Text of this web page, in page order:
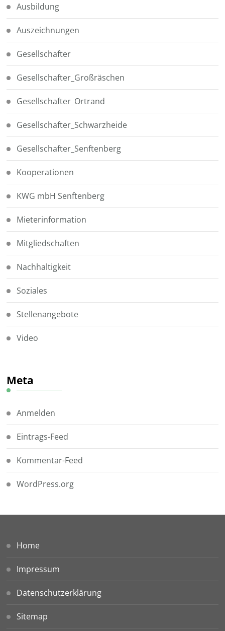
Ausbildung
Auszeichnungen
Gesellschafter
Gesellschafter_Großräschen
Gesellschafter_Ortrand
Gesellschafter_Schwarzheide
Gesellschafter_Senftenberg
Kooperationen
KWG mbH Senftenberg
Mieterinformation
Mitgliedschaften
Nachhaltigkeit
Soziales
Stellenangebote
Video
Meta
Anmelden
Eintrags-Feed
Kommentar-Feed
WordPress.org
Home
Impressum
Datenschutzerklärung
Sitemap